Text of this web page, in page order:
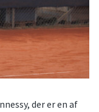
der er en af